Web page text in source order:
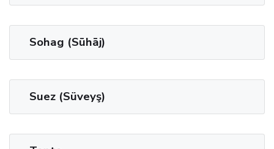
Sohag (Sūhāj)
Suez (Süveyş)